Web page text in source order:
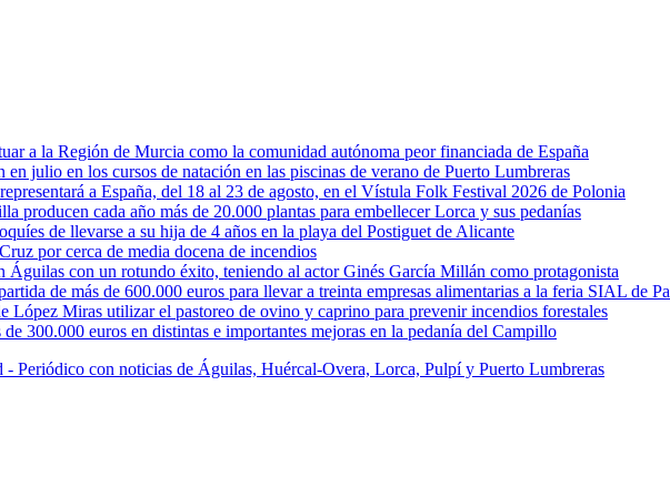
a la Región de Murcia como la comunidad autónoma peor financiada de España
en julio en los cursos de natación en las piscinas de verano de Puerto Lumbreras
a España, del 18 al 23 de agosto, en el Vístula Folk Festival 2026 de Polonia
producen cada año más de 20.000 plantas para embellecer Lorca y sus pedanías
de llevarse a su hija de 4 años en la playa del Postiguet de Alicante
por cerca de media docena de incendios
con un rotundo éxito, teniendo al actor Ginés García Millán como protagonista
de más de 600.000 euros para llevar a treinta empresas alimentarias a la feria SIAL de
Miras utilizar el pastoreo de ovino y caprino para prevenir incendios forestales
300.000 euros en distintas e importantes mejoras en la pedanía del Campillo
Periódico con noticias de Águilas, Huércal-Overa, Lorca, Pulpí y Puerto Lumbreras